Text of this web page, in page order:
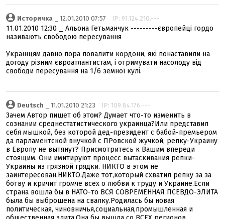
Историчка _ 12.01.2010 07:57 IP: 91.124.210.---
11.01.2010 12:30 _ Альона Гетьманчук ---------європейці гордо
називають свободою пересування
Українцям давно пора повалити кордони, які понаставили на
догоду різним євроатлантистам, і отримувати насолоду від
свободи пересування на 1/6 земної кулі.
Deutsch _ 11.01.2010 21:23 IP: 109.84.176.---
Зачем Автор пишет об этом? Думает что-то изменить в
сознании среднестатистического украинца?Или представил
себя мышкой, без которой дед-президент с бабой-премьером
да парламентской внучкой с ПРовской жучкой, репку-Украину
в Европу не вытянут? Присмотритесь к Вашим впереди
стоящим. Они имитируют процесс вытаскивания репки-
Украины из грязной грядки. НИКТО в этом не
заинтересован.НИКТО.Даже тот,который схватил репку за за
ботву и кричит громче всех о любви к труду и Украине.Если
страна вошла бы в НАТО-то ВСЯ СОВРЕМЕННАЯ ПСЕВДО-ЭЛИТА
была бы выброшена на свалку.Родилась бы новая
политическая, чиновничья,социальная,промышленная и